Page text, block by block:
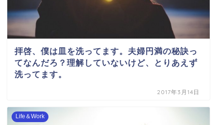
拝啓、僕は皿を洗ってます。夫婦円満の秘訣っ
てなんだろ？理解していないけど、とりあえず
洗ってます。
2017年3月14日
Life＆Work